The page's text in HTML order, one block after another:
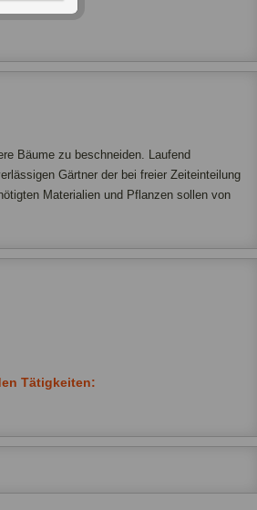
Bäume zu beschneiden. Laufend
Gärtner der bei freier Zeiteinteilung
Materialien und Pflanzen sollen von
Tätigkeiten: